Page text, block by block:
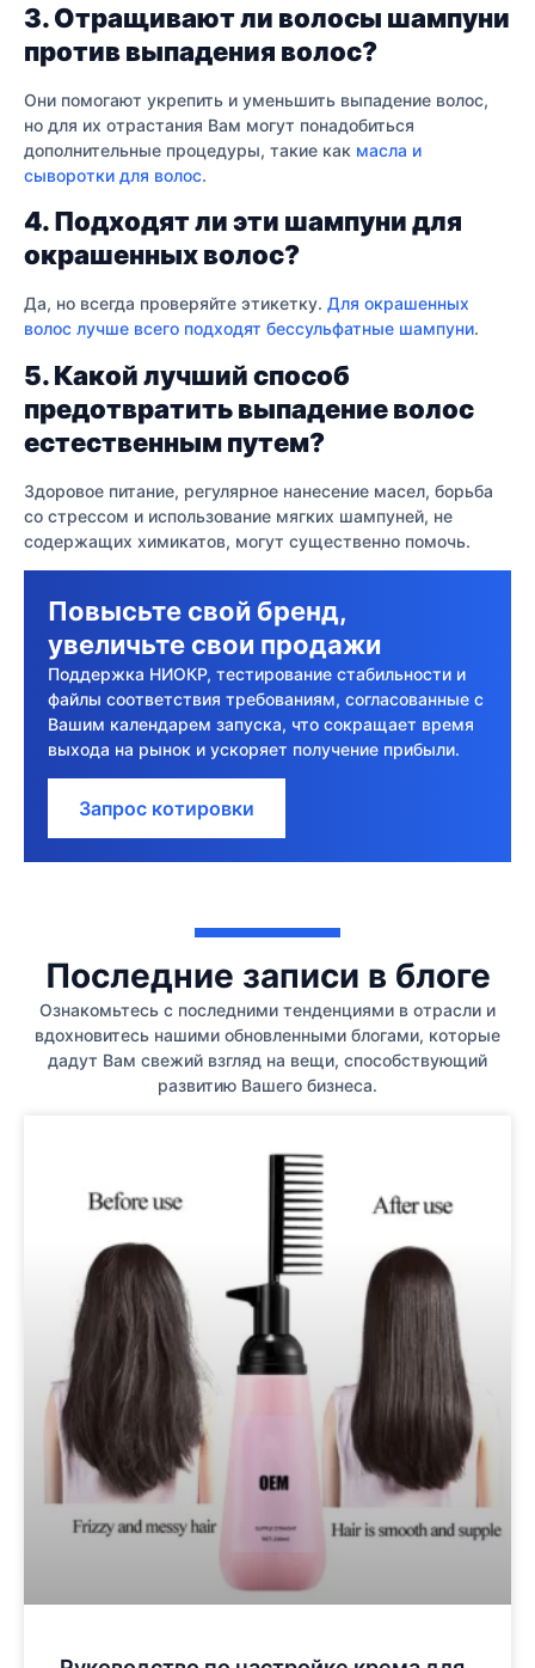
3. Отращивают ли волосы шампуни
против выпадения волос?
Они помогают укрепить и уменьшить выпадение волос,
но для их отрастания Вам могут понадобиться
дополнительные процедуры, такие как масла и
сыворотки для волос.
4. Подходят ли эти шампуни для
окрашенных волос?
Да, но всегда проверяйте этикетку. Для окрашенных
волос лучше всего подходят бессульфатные шампуни.
5. Какой лучший способ
предотвратить выпадение волос
естественным путем?
Здоровое питание, регулярное нанесение масел, борьба
со стрессом и использование мягких шампуней, не
содержащих химикатов, могут существенно помочь.
Повысьте свой бренд,
увеличьте свои продажи
Поддержка НИОКР, тестирование стабильности и
файлы соответствия требованиям, согласованные с
Вашим календарем запуска, что сокращает время
выхода на рынок и ускоряет получение прибыли.
Запрос котировки
Последние записи в блоге
Ознакомьтесь с последними тенденциями в отрасли и
вдохновитесь нашими обновленными блогами, которые
дадут Вам свежий взгляд на вещи, способствующий
развитию Вашего бизнеса.